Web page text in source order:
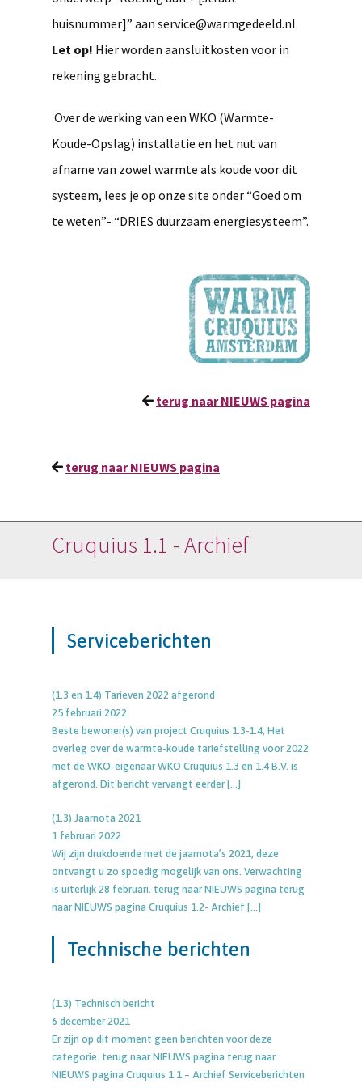
huisnummer]” aan service@warmgedeeld.nl.
Let op! Hier worden aansluitkosten voor in
rekening gebracht.
Over de werking van een WKO (Warmte-
Koude-Opslag) installatie en het nut van
afname van zowel warmte als koude voor dit
systeem, lees je op onze site onder “Goed om
te weten”- “DRIES duurzaam energiesysteem”.
terug naar NIEUWS pagina
terug naar NIEUWS pagina
Cruquius 1.1 - Archief
Serviceberichten
(1.3 en 1.4) Tarieven 2022 afgerond
25 februari 2022
Beste bewoner(s) van project Cruquius 1.3-1.4, Het
overleg over de warmte-koude tariefstelling voor 2022
met de WKO-eigenaar WKO Cruquius 1.3 en 1.4 B.V. is
afgerond. Dit bericht vervangt eerder […]
(1.3) Jaarnota 2021
1 februari 2022
Wij zijn drukdoende met de jaarnota’s 2021, deze
ontvangt u zo spoedig mogelijk van ons. Verwachting
is uiterlijk 28 februari. terug naar NIEUWS pagina terug
naar NIEUWS pagina Cruquius 1.2- Archief […]
Technische berichten
(1.3) Technisch bericht
6 december 2021
Er zijn op dit moment geen berichten voor deze
categorie. terug naar NIEUWS pagina terug naar
NIEUWS pagina Cruquius 1.1 – Archief Serviceberichten